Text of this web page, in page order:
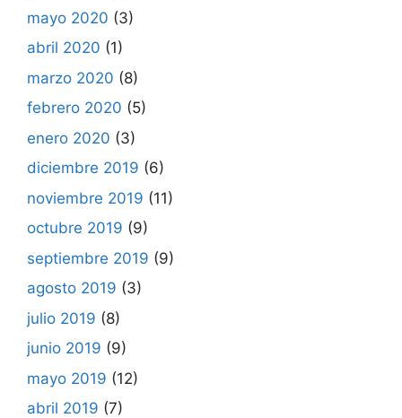
mayo 2020 (3)
abril 2020 (1)
marzo 2020 (8)
febrero 2020 (5)
enero 2020 (3)
diciembre 2019 (6)
noviembre 2019 (11)
octubre 2019 (9)
septiembre 2019 (9)
agosto 2019 (3)
julio 2019 (8)
junio 2019 (9)
mayo 2019 (12)
abril 2019 (7)